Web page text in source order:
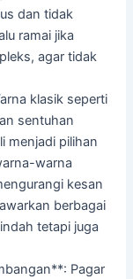
dan tidak
ramai jika
agar tidak
klasik seperti
sentuhan
menjadi pilihan
warna
kesan
berbagai
tetapi juga
Pagar